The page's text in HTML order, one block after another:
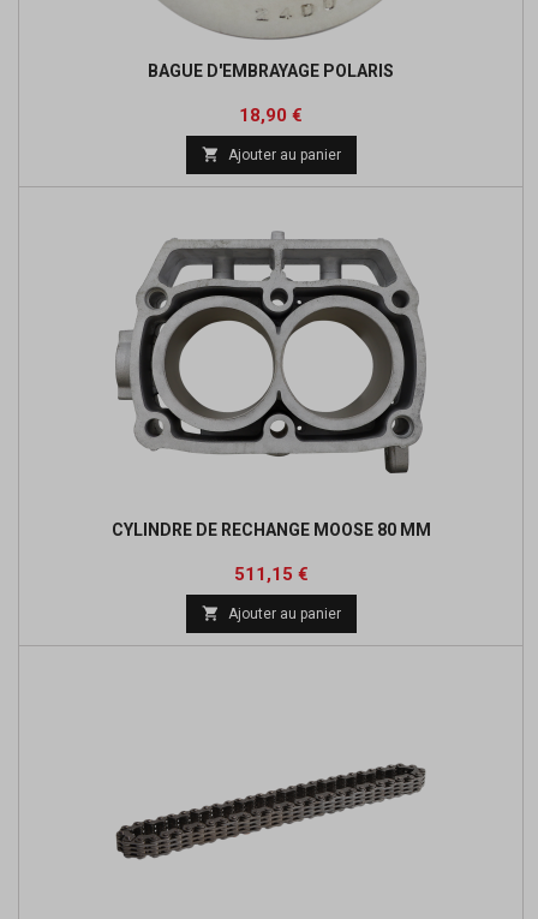
BAGUE D'EMBRAYAGE POLARIS
Prix
18,90 €
base
 Ajouter au panier
CYLINDRE DE RECHANGE MOOSE 80 MM
Prix
511,15 €Prix
de
base
 Ajouter au panier